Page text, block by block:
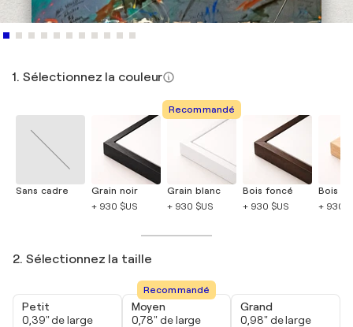
1. Sélectionnez la couleur
Sans cadre
Grain noir
+ 930 $US
Recommandé
Grain blanc
+ 930 $US
Bois foncé
+ 930 $US
Bois
+ 930
2. Sélectionnez la taille
Petit
0,39" de large
Recommandé
Moyen
0,78" de large
Grand
0,98" de large